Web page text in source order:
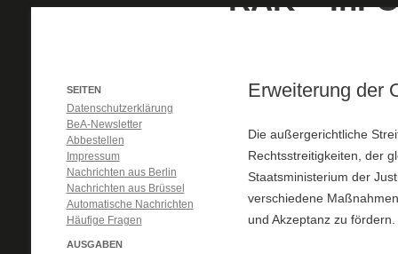
Erweiterung der
Die außergerichtliche
Rechtsstreitigkeiten, der
Staatsministerium der
verschiedene
und Akzeptanz zu fördern.
SEITEN
Datenschutzerklärung
BeA-Newsletter
Abbestellen
Impressum
Nachrichten aus Berlin
Nachrichten aus Brüssel
Automatische Nachrichten
Häufige Fragen
AUSGABEN